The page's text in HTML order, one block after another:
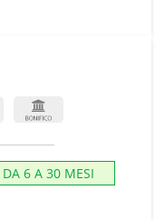
DA 6 A 30 MESI